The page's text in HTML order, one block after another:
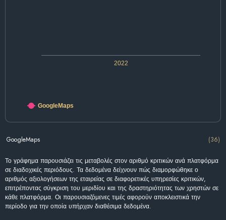
2022
GoogleMaps
GoogleMaps (36)
Το γράφημα παρουσιάζει τις μεταβολές στον αριθμό κριτικών ανά πλατφόρμα
σε διαδοχικές περιόδους. Τα δεδομένα δείχνουν πώς διαμορφώθηκε ο
αριθμός αξιολογήσεων της εταιρείας σε διαφορετικές υπηρεσίες κριτικών,
επιτρέποντας σύγκριση του μεριδίου και της δραστηριότητας των χρηστών σε
κάθε πλατφόρμα. Οι παρουσιαζόμενες τιμές αφορούν αποκλειστικά την
περίοδο για την οποία υπήρχαν διαθέσιμα δεδομένα.